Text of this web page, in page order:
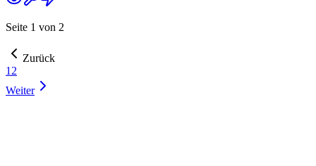
Seite 1 von 2
Zurück
1 2
Weiter